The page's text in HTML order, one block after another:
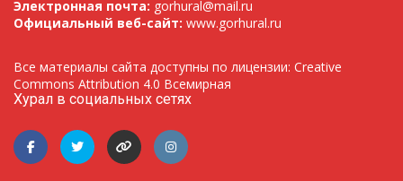
Электронная почта: gorhural@mail.ru
Официальный веб-сайт: www.gorhural.ru
Все материалы сайта доступны по лицензии: Creative
Commons Attribution 4.0 Всемирная
Хурал в социальных сетях